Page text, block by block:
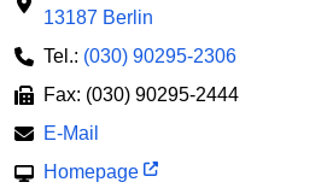
13187 Berlin
Tel.: (030) 90295-2306
Fax: (030) 90295-2444
E-Mail
Homepage